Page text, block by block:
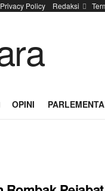
Privacy Policy Redaksi
OPINI